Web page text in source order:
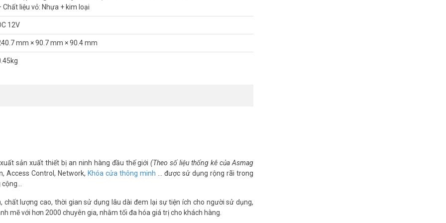
lĩnh vực camera giám sát.
tận nơi.
doanh nghiệp nhỏ.
5MP Dahua DH-HAC-HFW1500THP-IL-A
kép thông minh
Super Adapt …
TVI
quả sử dụng ánh sáng kép tối ưu.
Chất liệu vỏ: Nhựa + kim loại
12V
mm × 90.7 mm × 90.4 mm
sản xuất thiết bị an ninh hàng đầu thế giới(Theo số liệu thống kê của Asmag
Access Control, Network, Khóa cửa thông minh … được sử dụng rộng rãi trong
chất lượng cao, thời gian sử dụng lâu dài đem lại sự tiện ích cho người sử dụng,
mẽ với hơn 2000 chuyên gia, nhằm tối đa hóa giá trị cho khách hàng.